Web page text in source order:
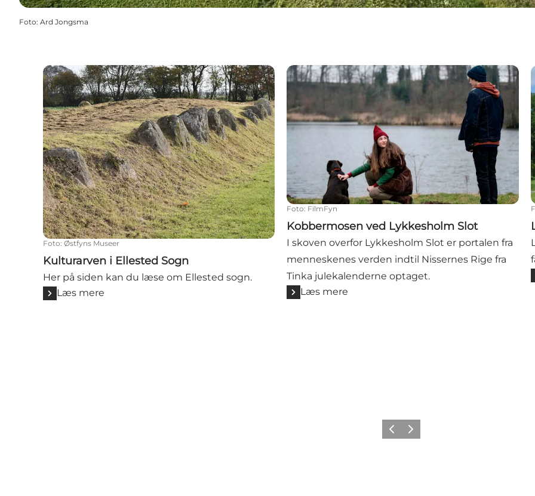
Foto: Ard Jongsma
Kulturarven i Ellested Sogn
Foto: Østfyns Museer
Kulturarven i Ellested Sogn
Her på siden kan du læse om Ellested sogn.
Læs mere
Kobbermosen ved Lykkesholm Slot
Foto: FilmFyn
Kobbermosen ved Lykkesholm Slot
I skoven overfor Lykkesholm Slot er portalen fra
menneskenes verden indtil Nissernes Rige fra
Tinka julekalenderne optaget.
Læs mere
ForrigeNæste